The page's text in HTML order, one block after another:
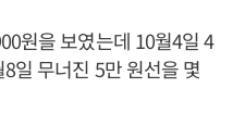
원을 보였는데 10월4일 4
일 무너진 5만 원선을 몇